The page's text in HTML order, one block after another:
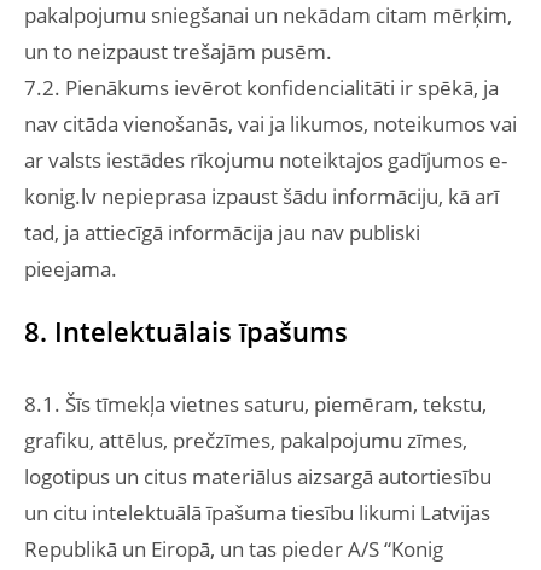
pakalpojumu sniegšanai un nekādam citam mērķim,
un to neizpaust trešajām pusēm.
7.2. Pienākums ievērot konfidencialitāti ir spēkā, ja
nav citāda vienošanās, vai ja likumos, noteikumos vai
ar valsts iestādes rīkojumu noteiktajos gadījumos e-
konig.lv nepieprasa izpaust šādu informāciju, kā arī
tad, ja attiecīgā informācija jau nav publiski
pieejama.
8. Intelektuālais īpašums
8.1. Šīs tīmekļa vietnes saturu, piemēram, tekstu,
grafiku, attēlus, prečzīmes, pakalpojumu zīmes,
logotipus un citus materiālus aizsargā autortiesību
un citu intelektuālā īpašuma tiesību likumi Latvijas
Republikā un Eiropā, un tas pieder A/S “Konig